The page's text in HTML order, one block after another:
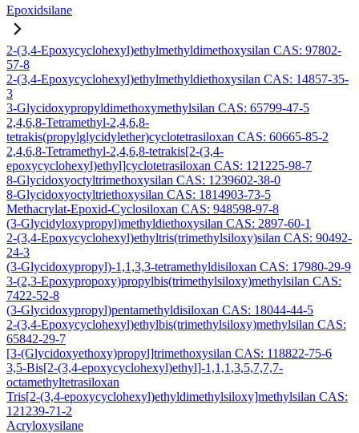
Epoxidsilane
2-(3,4-Epoxycyclohexyl)ethylmethyldimethoxysilan CAS: 97802-
57-8
2-(3,4-Epoxycyclohexyl)ethylmethyldiethoxysilan CAS: 14857-35-
3
3-Glycidoxypropyldimethoxymethylsilan CAS: 65799-47-5
2,4,6,8-Tetramethyl-2,4,6,8-
tetrakis(propylglycidylether)cyclotetrasiloxan CAS: 60665-85-2
2,4,6,8-Tetramethyl-2,4,6,8-tetrakis[2-(3,4-
epoxycyclohexyl)ethyl]cyclotetrasiloxan CAS: 121225-98-7
8-Glycidoxyoctyltrimethoxysilan CAS: 1239602-38-0
8-Glycidoxyoctyltriethoxysilan CAS: 1814903-73-5
Methacrylat-Epoxid-Cyclosiloxan CAS: 948598-97-8
(3-Glycidyloxypropyl)methyldiethoxysilan CAS: 2897-60-1
2-(3,4-Epoxycyclohexyl)ethyltris(trimethylsiloxy)silan CAS: 90492-
24-3
(3-Glycidoxypropyl)-1,1,3,3-tetramethyldisiloxan CAS: 17980-29-9
3-(2,3-Epoxypropoxy)propylbis(trimethylsiloxy)methylsilan CAS:
7422-52-8
(3-Glycidoxypropyl)pentamethyldisiloxan CAS: 18044-44-5
2-(3,4-Epoxycyclohexyl)ethylbis(trimethylsiloxy)methylsilan CAS:
65842-29-7
[3-(Glycidoxyethoxy)propyl]trimethoxysilan CAS: 118822-75-6
3,5-Bis[2-(3,4-epoxycyclohexyl)ethyl]-1,1,1,3,5,7,7,7-
octamethyltetrasiloxan
Tris[2-(3,4-epoxycyclohexyl)ethyldimethylsiloxy]methylsilan CAS:
121239-71-2
Acryloxysilane